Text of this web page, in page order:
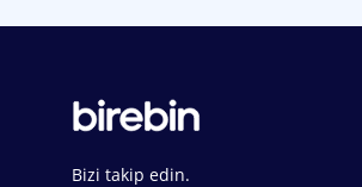
Bizi takip edin.